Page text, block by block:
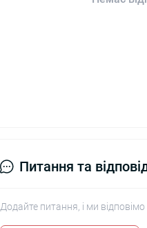
Питання та
Додайте питання, і ми